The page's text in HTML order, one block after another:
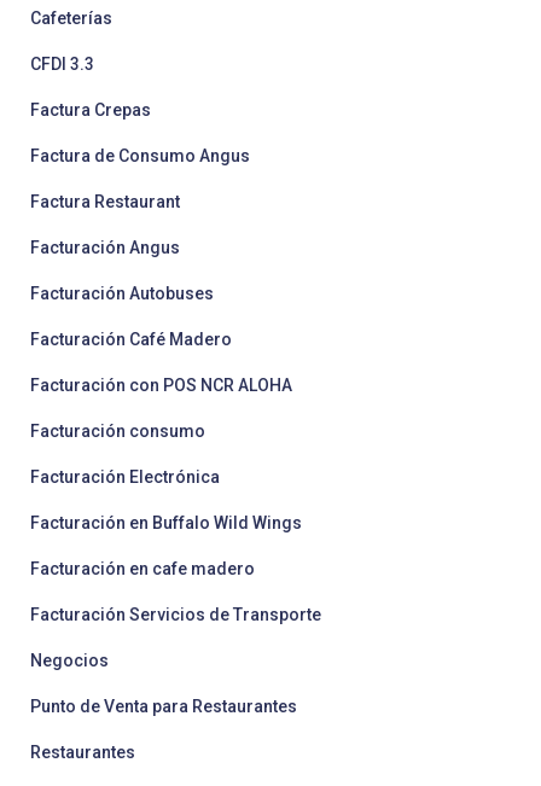
Cafeterías
CFDI 3.3
Factura Crepas
Factura de Consumo Angus
Factura Restaurant
Facturación Angus
Facturación Autobuses
Facturación Café Madero
Facturación con POS NCR ALOHA
Facturación consumo
Facturación Electrónica
Facturación en Buffalo Wild Wings
Facturación en cafe madero
Facturación Servicios de Transporte
Negocios
Punto de Venta para Restaurantes
Restaurantes